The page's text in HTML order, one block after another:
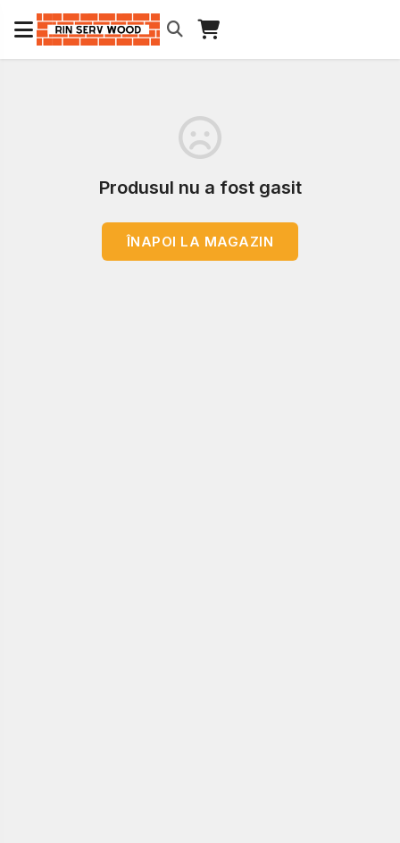
Produsul nu a fost gasit
ÎNAPOI LA MAGAZIN